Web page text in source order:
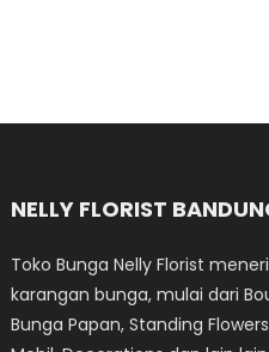
NELLY FLORIST
Toko Bunga Nelly Florist
karangan bunga, mulai dari
Bunga Papan, Standing